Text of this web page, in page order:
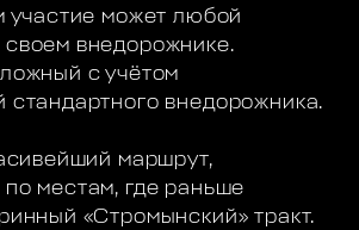
участие может любой
внедорожнике.
с учётом
стандартного внедорожника.
маршрут,
местам, где раньше
«Стромынский» тракт.